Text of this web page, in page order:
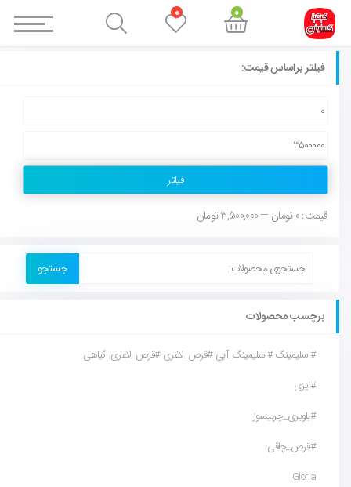
فیلتر براساس قیمت:
فیلتر
قیمت:0 تومان —3,500,000 تومان
جستجو
برچسب محصولات
#اسلیمینگ #اسلیمینگ_آبی #قرص_لاغری #قرص_لاغری_گیاهی
#ایزی
#بلوبری_چربیسوز
#قرص_چاقی
Gloria
0
0